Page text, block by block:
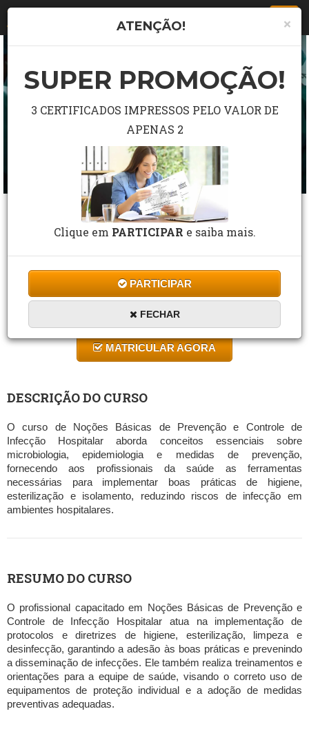
CURSO GRÁTIS DE NOÇÕES BÁSICAS EM
PREVENÇÃO E CONTROLE DE INFECÇÃO
HOSPITALAR
3 Estrelas de 100 Avaliações
CF Cursos Cursos Saúde
10 a 60 horas
MATRICULAR AGORA
DESCRIÇÃO DO CURSO
O curso de Noções Básicas de Prevenção e Controle de
Infecção Hospitalar aborda conceitos essenciais sobre
microbiologia, epidemiologia e medidas de prevenção,
fornecendo aos profissionais da saúde as ferramentas
necessárias para implementar boas práticas de higiene,
esterilização e isolamento, reduzindo riscos de infecção em
ambientes hospitalares.
RESUMO DO CURSO
O profissional capacitado em Noções Básicas de Prevenção e
Controle de Infecção Hospitalar atua na implementação de
protocolos e diretrizes de higiene, esterilização, limpeza e
desinfecção, garantindo a adesão às boas práticas e prevenindo
a disseminação de infecções. Ele também realiza treinamentos e
orientações para a equipe de saúde, visando o correto uso de
equipamentos de proteção individual e a adoção de medidas
preventivas adequadas.
×
ATENÇÃO!
SUPER PROMOÇÃO!
3 CERTIFICADOS IMPRESSOS PELO VALOR DE
APENAS 2
Clique em PARTICIPAR e saiba mais.
PARTICIPAR
FECHAR